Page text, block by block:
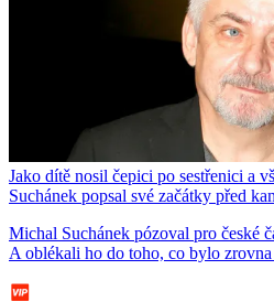
Jako dítě nosil čepici po sestřenici a
Suchánek popsal své začátky před
Michal Suchánek pózoval pro české
A oblékali ho do toho, co bylo zrovna